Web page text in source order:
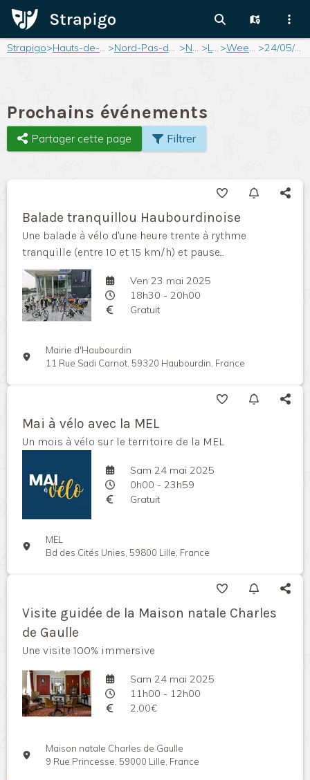
Strapigo> Hauts-de-France > Nord-Pas-de-Calais > Nord > Lille > Weekend > 24/05/2025
Prochains événements
Partager cette page Filtrer
Balade tranquillou Haubourdinoise
Une balade à vélo d'une heure trente à rythme
tranquille (entre 10 et 15 km/h) et pause...
Ven 23 mai 2025
18h30 - 20h00
Gratuit
Mairie d'Haubourdin
11 Rue Sadi Carnot, 59320 Haubourdin, France
Mai à vélo avec la MEL
Un mois à vélo sur le territoire de la MEL
Sam 24 mai 2025
0h00 - 23h59
Gratuit
MEL
Bd des Cités Unies, 59800 Lille, France
Visite guidée de la Maison natale Charles
de Gaulle
Une visite 100% immersive
Sam 24 mai 2025
11h00 - 12h00
2,00€
Maison natale Charles de Gaulle
9 Rue Princesse, 59000 Lille, France